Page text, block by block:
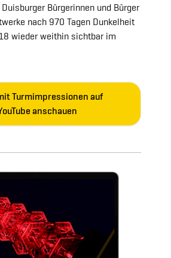
Bürgerinnen und Bürger
nach 970 Tagen Dunkelheit
wieder weithin sichtbar im
Turmimpressionen auf
anschauen